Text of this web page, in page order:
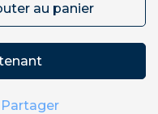
au panier
Partager